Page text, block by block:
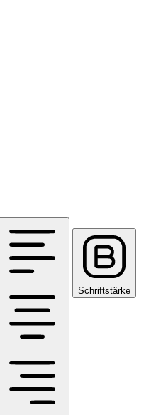
Schriftstärke